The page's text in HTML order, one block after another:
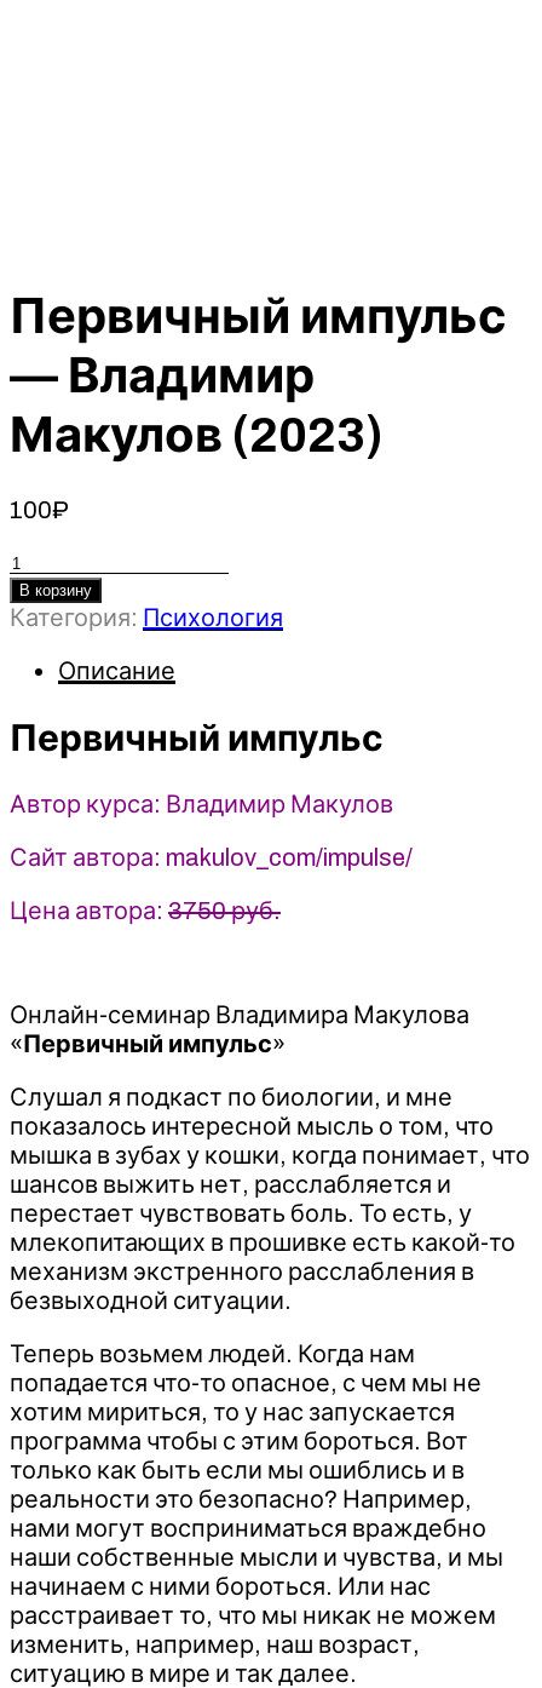
Первичный импульс
— Владимир
Макулов (2023)
100₽
Количество
товара
Первичный
Макулов
(2023)
В корзину
Категория: Психология
Описание
Первичный импульс
Автор курса: Владимир Макулов
Сайт автора: makulov_com/impulse/
Цена автора: 3750 руб.
Онлайн-семинар Владимира Макулова
«Первичный импульс»
Слушал я подкаст по биологии, и мне
показалось интересной мысль о том, что
мышка в зубах у кошки, когда понимает, что
шансов выжить нет, расслабляется и
перестает чувствовать боль. То есть, у
млекопитающих в прошивке есть какой-то
механизм экстренного расслабления в
безвыходной ситуации.
Теперь возьмем людей. Когда нам
попадается что-то опасное, с чем мы не
хотим мириться, то у нас запускается
программа чтобы с этим бороться. Вот
только как быть если мы ошиблись и в
реальности это безопасно? Например,
нами могут восприниматься враждебно
наши собственные мысли и чувства, и мы
начинаем с ними бороться. Или нас
расстраивает то, что мы никак не можем
изменить, например, наш возраст,
ситуацию в мире и так далее.